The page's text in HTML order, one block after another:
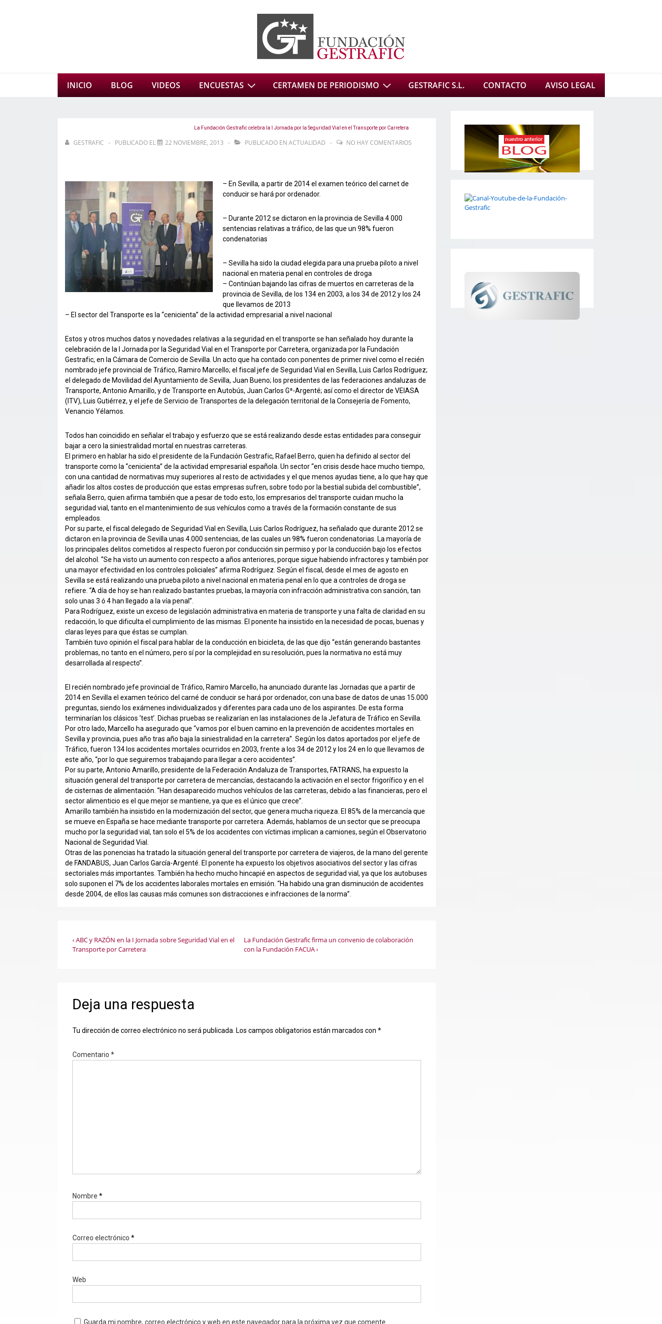
INICIO BLOG VIDEOS ENCUESTAS CERTAMEN DE PERIODISMO GESTRAFIC S.L. CONTACTO AVISO LEGAL
La Fundación Gestrafic celebra la I Jornada por la Seguridad Vial en el Transporte por Carretera
GESTRAFIC PUBLICADO EL 22 NOVIEMBRE, 2013 PUBLICADO EN ACTUALIDAD NO HAY COMENTARIOS
– En Sevilla, a partir de 2014 el examen teórico del carnet de
conducir se hará por ordenador.
– Durante 2012 se dictaron en la provincia de Sevilla 4.000
sentencias relativas a tráfico, de las que un 98% fueron
condenatorias
– Sevilla ha sido la ciudad elegida para una prueba piloto a nivel
nacional en materia penal en controles de droga
– Continúan bajando las cifras de muertos en carreteras de la
provincia de Sevilla, de los 134 en 2003, a los 34 de 2012 y los 24
que llevamos de 2013
– El sector del Transporte es la “cenicienta” de la actividad empresarial a nivel nacional
Estos y otros muchos datos y novedades relativas a la seguridad en el transporte se han señalado hoy durante la
celebración de la I Jornada por la Seguridad Vial en el Transporte por Carretera, organizada por la Fundación
Gestrafic, en la Cámara de Comercio de Sevilla. Un acto que ha contado con ponentes de primer nivel como el recién
nombrado jefe provincial de Tráfico, Ramiro Marcello; el fiscal jefe de Seguridad Vial en Sevilla, Luis Carlos Rodríguez;
el delegado de Movilidad del Ayuntamiento de Sevilla, Juan Bueno; los presidentes de las federaciones andaluzas de
Transporte, Antonio Amarillo, y de Transporte en Autobús, Juan Carlos Gª-Argenté; así como el director de VEIASA
(ITV), Luis Gutiérrez, y el jefe de Servicio de Transportes de la delegación territorial de la Consejería de Fomento,
Venancio Yélamos.
Todos han coincidido en señalar el trabajo y esfuerzo que se está realizando desde estas entidades para conseguir
bajar a cero la siniestralidad mortal en nuestras carreteras.
El primero en hablar ha sido el presidente de la Fundación Gestrafic, Rafael Berro, quien ha definido al sector del
transporte como la “cenicienta” de la actividad empresarial española. Un sector “en crisis desde hace mucho tiempo,
con una cantidad de normativas muy superiores al resto de actividades y el que menos ayudas tiene, a lo que hay que
añadir los altos costes de producción que estas empresas sufren, sobre todo por la bestial subida del combustible”,
señala Berro, quien afirma también que a pesar de todo esto, los empresarios del transporte cuidan mucho la
seguridad vial, tanto en el mantenimiento de sus vehículos como a través de la formación constante de sus
empleados.
Por su parte, el fiscal delegado de Seguridad Vial en Sevilla, Luis Carlos Rodríguez, ha señalado que durante 2012 se
dictaron en la provincia de Sevilla unas 4.000 sentencias, de las cuales un 98% fueron condenatorias. La mayoría de
los principales delitos cometidos al respecto fueron por conducción sin permiso y por la conducción bajo los efectos
del alcohol. “Se ha visto un aumento con respecto a años anteriores, porque sigue habiendo infractores y también por
una mayor efectividad en los controles policiales” afirma Rodríguez. Según el fiscal, desde el mes de agosto en
Sevilla se está realizando una prueba piloto a nivel nacional en materia penal en lo que a controles de droga se
refiere. “A día de hoy se han realizado bastantes pruebas, la mayoría con infracción administrativa con sanción, tan
solo unas 3 ó 4 han llegado a la vía penal”.
Para Rodríguez, existe un exceso de legislación administrativa en materia de transporte y una falta de claridad en su
redacción, lo que dificulta el cumplimiento de las mismas. El ponente ha insistido en la necesidad de pocas, buenas y
claras leyes para que éstas se cumplan.
También tuvo opinión el fiscal para hablar de la conducción en bicicleta, de las que dijo “están generando bastantes
problemas, no tanto en el número, pero sí por la complejidad en su resolución, pues la normativa no está muy
desarrollada al respecto”.
El recién nombrado jefe provincial de Tráfico, Ramiro Marcello, ha anunciado durante las Jornadas que a partir de
2014 en Sevilla el examen teórico del carné de conducir se hará por ordenador, con una base de datos de unas 15.000
preguntas, siendo los exámenes individualizados y diferentes para cada uno de los aspirantes. De esta forma
terminarían los clásicos ‘test’. Dichas pruebas se realizarían en las instalaciones de la Jefatura de Tráfico en Sevilla.
Por otro lado, Marcello ha asegurado que “vamos por el buen camino en la prevención de accidentes mortales en
Sevilla y provincia, pues año tras año baja la siniestralidad en la carretera”. Según los datos aportados por el jefe de
Tráfico, fueron 134 los accidentes mortales ocurridos en 2003, frente a los 34 de 2012 y los 24 en lo que llevamos de
este año, “por lo que seguiremos trabajando para llegar a cero accidentes”.
Por su parte, Antonio Amarillo, presidente de la Federación Andaluza de Transportes, FATRANS, ha expuesto la
situación general del transporte por carretera de mercancías, destacando la activación en el sector frigorífico y en el
de cisternas de alimentación. “Han desaparecido muchos vehículos de las carreteras, debido a las financieras, pero el
sector alimenticio es el que mejor se mantiene, ya que es el único que crece”.
Amarillo también ha insistido en la modernización del sector, que genera mucha riqueza. El 85% de la mercancía que
se mueve en España se hace mediante transporte por carretera. Además, hablamos de un sector que se preocupa
mucho por la seguridad vial, tan solo el 5% de los accidentes con víctimas implican a camiones, según el Observatorio
Nacional de Seguridad Vial.
Otras de las ponencias ha tratado la situación general del transporte por carretera de viajeros, de la mano del gerente
de FANDABUS, Juan Carlos García-Argenté. El ponente ha expuesto los objetivos asociativos del sector y las cifras
sectoriales más importantes. También ha hecho mucho hincapié en aspectos de seguridad vial, ya que los autobuses
solo suponen el 7% de los accidentes laborales mortales en emisión. “Ha habido una gran disminución de accidentes
desde 2004, de ellos las causas más comunes son distracciones e infracciones de la norma”.
Navegación
de
La
entrada
‹ ABC y RAZÓN en la I Jornada sobre Seguridad Vial en el
Transporte por Carretera
La
entrada
La Fundación Gestrafic firma un convenio de colaboración
con la Fundación FACUA ›
Deja una respuesta
Tu dirección de correo electrónico no será publicada. Los campos obligatorios están marcados con *
Comentario *
Nombre *
Correo electrónico *
Web
Guarda mi nombre, correo electrónico y web en este navegador para la próxima vez que comente.